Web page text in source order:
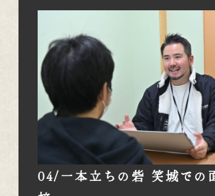
04/一本立ちの砦 笑城での